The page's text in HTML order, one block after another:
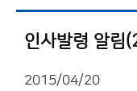
인사발령 알
2015/04/20